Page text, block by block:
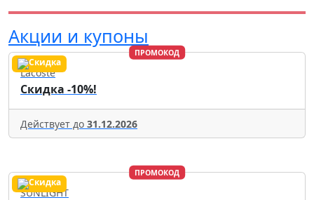
Акции и купоны
ПРОМОКОД
Lacoste
Скидка -10%!
Действует до 31.12.2026
ПРОМОКОД
SUNLIGHT